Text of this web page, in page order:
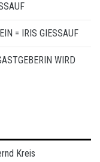
= IRIS GIESSAUF
WIRD
Kreis